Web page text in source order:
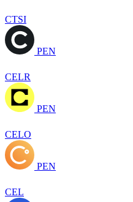
CTSI
PEN
CELR
PEN
CELO
PEN
CEL